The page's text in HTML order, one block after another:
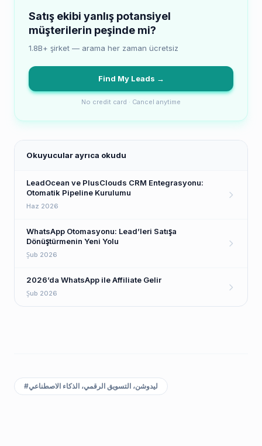
Satış ekibi yanlış potansiyel
müşterilerin peşinde mi?
1.8B+ şirket — arama her zaman ücretsiz
Find My Leads →
No credit card · Cancel anytime
Okuyucular ayrıca okudu
LeadOcean ve PlusClouds CRM Entegrasyonu:
Otomatik Pipeline Kurulumu
Haz 2026
WhatsApp Otomasyonu: Lead’leri Satışa
Dönüştürmenin Yeni Yolu
Şub 2026
2026’da WhatsApp ile Affiliate Gelir
Şub 2026
#ليدوشن، التسويق الرقمي، الذكاء الاصطناعي